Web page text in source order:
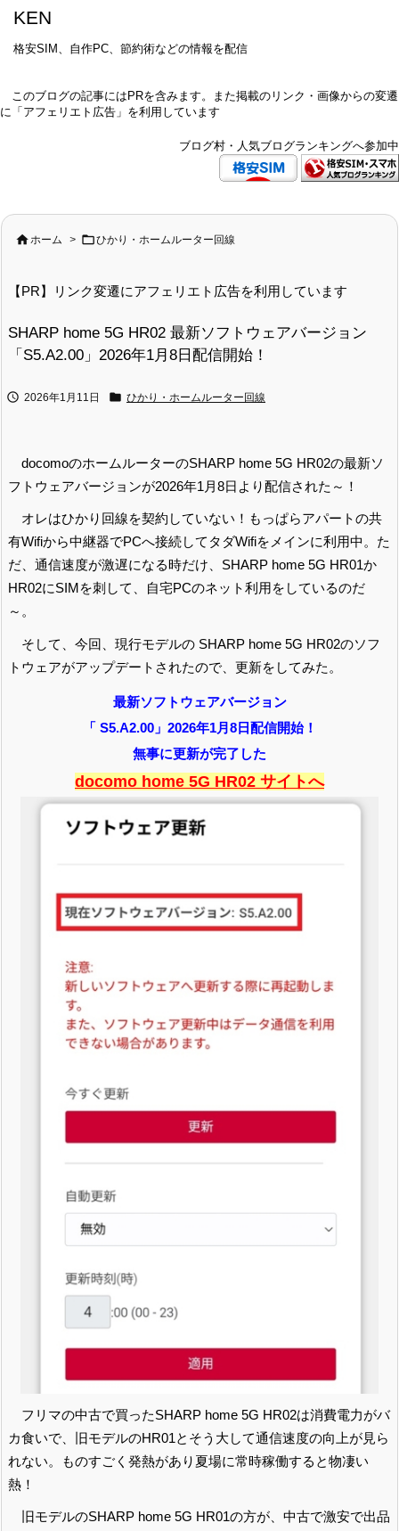
KEN
格安SIM、自作PC、節約術などの情報を配信
このブログの記事にはPRを含みます。また掲載のリンク・画像からの変遷
に「アフェリエト広告」を利用しています
ブログ村・人気ブログランキングへ参加中
 ホーム > ひかり・ホームルーター回線
【PR】リンク変遷にアフェリエト広告を利用しています
SHARP home 5G HR02 最新ソフトウェアバージョン
「S5.A2.00」2026年1月8日配信開始！
 2026年1月11日  ひかり・ホームルーター回線
docomoのホームルーターのSHARP home 5G HR02の最新ソ
フトウェアバージョンが2026年1月8日より配信された～！
オレはひかり回線を契約していない！もっぱらアパートの共
有Wifiから中継器でPCへ接続してタダWifiをメインに利用中。た
だ、通信速度が激遅になる時だけ、SHARP home 5G HR01か
HR02にSIMを刺して、自宅PCのネット利用をしているのだ
～。
そして、今回、現行モデルの SHARP home 5G HR02のソフ
トウェアがアップデートされたので、更新をしてみた。
最新ソフトウェアバージョン
「 S5.A2.00」2026年1月8日配信開始！
無事に更新が完了した
docomo home 5G HR02 サイトへ
フリマの中古で買ったSHARP home 5G HR02は消費電力がバ
カ食いで、旧モデルのHR01とそう大して通信速度の向上が見ら
れない。ものすごく発熱があり夏場に常時稼働すると物凄い
熱！
旧モデルのSHARP home 5G HR01の方が、中古で激安で出品